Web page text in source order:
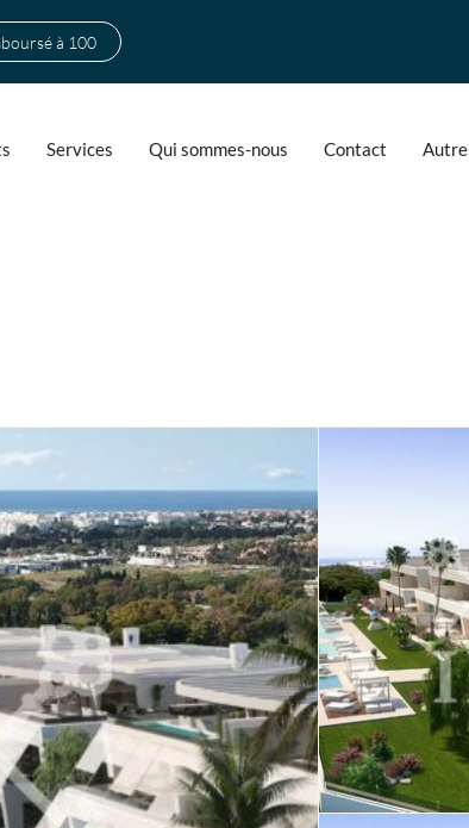
à 100
Services Qui sommes-nous Contact Autre